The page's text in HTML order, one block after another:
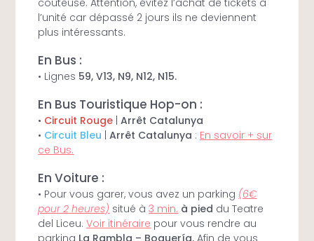
l’unité car dépassé 2 jours ils ne deviennent
plus intéressants.
En Bus :
• Lignes 59, V13, N9, N12, N15.
En Bus Touristique Hop-on :
• Circuit Rouge |Arrêt Catalunya
• Circuit Bleu |Arrêt Catalunya : En savoir + sur
ce Bus.
En Voiture :
• Pour vous garer, vous avez un parking (6€
pour 2 heures) situé à3 min. à pied du Teatre
del Liceu.Voir itinéraire pour vous rendre au
parking La Rambla – Boquería. Afin de vous